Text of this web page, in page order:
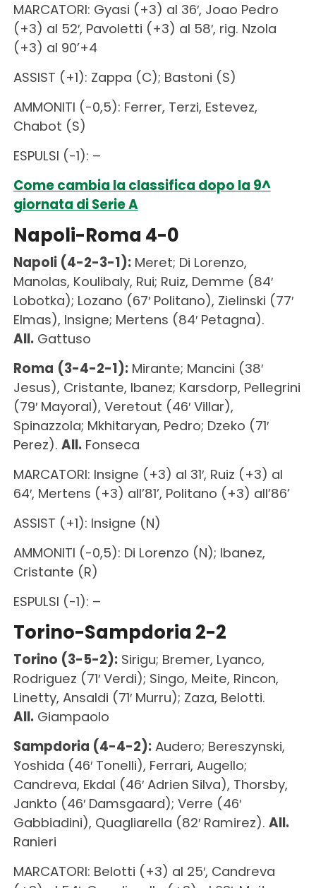
MARCATORI: Gyasi (+3) al 36′, Joao Pedro
(+3) al 52′, Pavoletti (+3) al 58′, rig. Nzola
(+3) al 90’+4
ASSIST (+1): Zappa (C); Bastoni (S)
AMMONITI (-0,5): Ferrer, Terzi, Estevez,
Chabot (S)
ESPULSI (-1): –
Come cambia la classifica dopo la 9^
giornata di Serie A
Napoli-Roma 4-0
Napoli (4-2-3-1):Meret; Di Lorenzo,
Manolas, Koulibaly, Rui; Ruiz, Demme (84′
Lobotka); Lozano (67′ Politano), Zielinski (77′
Elmas), Insigne; Mertens (84′ Petagna).
All. Gattuso
Roma (3-4-2-1):Mirante; Mancini (38′
Jesus), Cristante, Ibanez; Karsdorp, Pellegrini
(79′ Mayoral), Veretout (46′ Villar),
Spinazzola; Mkhitaryan, Pedro; Dzeko (71′
Perez). All. Fonseca
MARCATORI: Insigne (+3) al 31′, Ruiz (+3) al
64′, Mertens (+3) all’81’, Politano (+3) all’86’
ASSIST (+1): Insigne (N)
AMMONITI (-0,5): Di Lorenzo (N); Ibanez,
Cristante (R)
ESPULSI (-1): –
Torino-Sampdoria 2-2
Torino (3-5-2):Sirigu; Bremer, Lyanco,
Rodriguez (71′ Verdi); Singo, Meite, Rincon,
Linetty, Ansaldi (71′ Murru); Zaza, Belotti.
All. Giampaolo
Sampdoria (4-4-2):Audero; Bereszynski,
Yoshida (46′ Tonelli), Ferrari, Augello;
Candreva, Ekdal (46′ Adrien Silva), Thorsby,
Jankto (46′ Damsgaard); Verre (46′
Gabbiadini), Quagliarella (82′ Ramirez). All.
Ranieri
MARCATORI: Belotti (+3) al 25′, Candreva